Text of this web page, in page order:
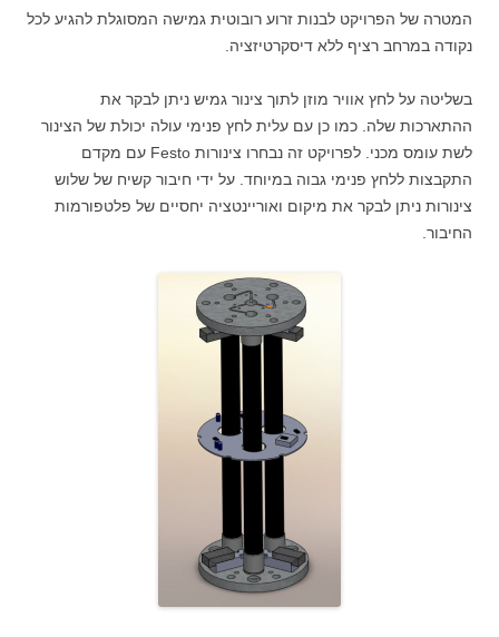
המטרה של הפרויקט לבנות זרוע רובוטית גמישה המסוגלת להגיע לכל
נקודה במרחב רציף ללא דיסקרטיזציה.
בשליטה על לחץ אוויר מוזן לתוך צינור גמיש ניתן לבקר את
ההתארכות שלה. כמו כן עם עלית לחץ פנימי עולה יכולת של הצינור
לשת עומס מכני. לפרויקט זה נבחרו צינורות Festo עם מקדם
התקבצות ללחץ פנימי גבוה במיוחד. על ידי חיבור קשיח של שלוש
צינורות ניתן לבקר את מיקום ואוריינטציה יחסיים של פלטפורמות
החיבור.